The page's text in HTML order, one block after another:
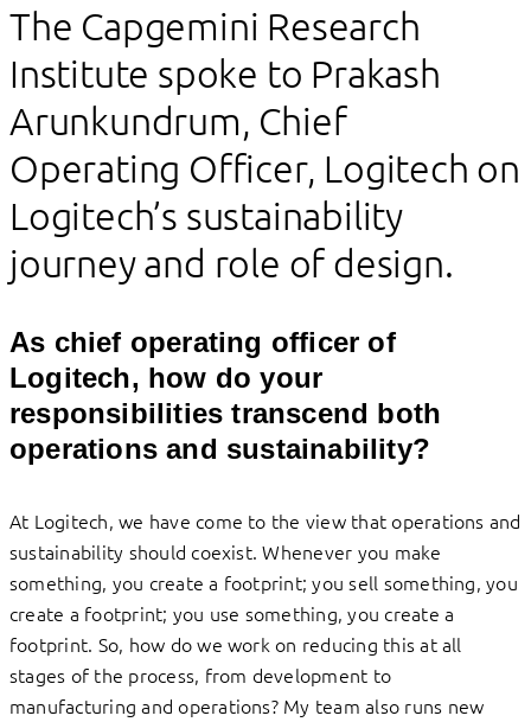
The Capgemini Research
Institute spoke to Prakash
Arunkundrum, Chief
Operating Officer, Logitech on
Logitech’s sustainability
journey and role of design.
As chief operating officer of
Logitech, how do your
responsibilities transcend both
operations and sustainability?
At ​Logitech, we have come to the view that operations and
sustainability should coexist. Whenever you make
something, you create a footprint; you sell something, you
create a footprint; you use something, you create a
footprint. So, how do we work on reducing this at all
stages of the process, from development to
manufacturing and operations? My team also runs new